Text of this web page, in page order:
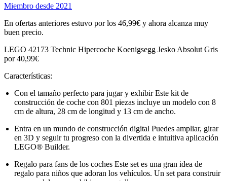
Miembro desde 2021
En ofertas anteriores estuvo por los 46,99€ y ahora alcanza muy
buen precio.
LEGO 42173 Technic Hipercoche Koenigsegg Jesko Absolut Gris
por 40,99€
Características:
Con el tamaño perfecto para jugar y exhibir Este kit de
construcción de coche con 801 piezas incluye un modelo con 8
cm de altura, 28 cm de longitud y 13 cm de ancho.
Entra en un mundo de construcción digital Puedes ampliar, girar
en 3D y seguir tu progreso con la divertida e intuitiva aplicación
LEGO® Builder.
Regalo para fans de los coches Este set es una gran idea de
regalo para niños que adoran los vehículos. Un set para construir